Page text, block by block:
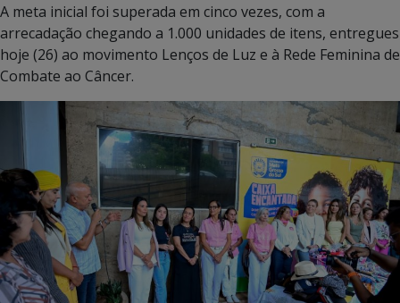
A meta inicial foi superada em cinco vezes, com a
arrecadação chegando a 1.000 unidades de itens, entregues
hoje (26) ao movimento Lenços de Luz e à Rede Feminina de
Combate ao Câncer.